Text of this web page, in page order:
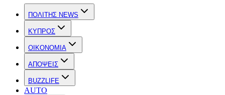
ΠΟΛΙΤΗΣ NEWS
ΚΥΠΡΟΣ
OIKONOMIA
ΑΠΟΨΕΙΣ
BUZZLIFE
AUTO